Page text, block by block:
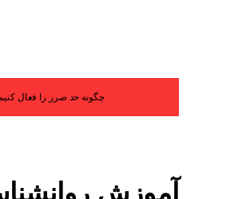
چگونه حد ضرر را فعال